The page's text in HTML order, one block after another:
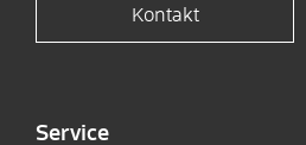
Kontakt
Service